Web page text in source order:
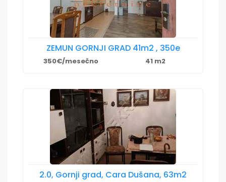
ZEMUN GORNJI GRAD 41m2 , 350e
350€/mesečno 41 m2
2.0, Gornji grad, Cara Dušana, 63m2